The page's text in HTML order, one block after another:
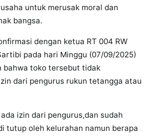
untuk merusak moral dan
bangsa.
dengan ketua RT 004 RW
pada hari Minggu (07/09/2025)
bahwa toko tersebut tidak
dari pengurus rukun tetangga atau
izin dari pengurus,dan sudah
tutup oleh kelurahan namun berapa